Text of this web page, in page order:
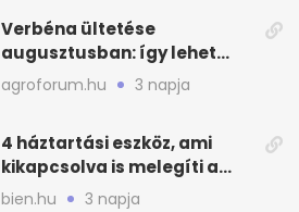
Verbéna ültetése
augusztusban: így lehet
még idén virágos a kert
agroforum.hu 3 napja
4 háztartási eszköz, ami
kikapcsolva is melegíti a
lakást
bien.hu 3 napja